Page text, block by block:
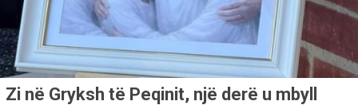
Zi në Gryksh të Peqinit, një derë u mbyll